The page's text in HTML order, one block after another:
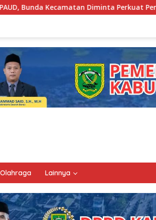
Diminta Perkuat Pengawasan
Olahraga Lainnya